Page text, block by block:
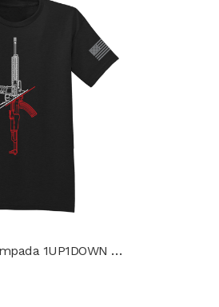
101111: Polera estampada 1UP1DOWN Condor